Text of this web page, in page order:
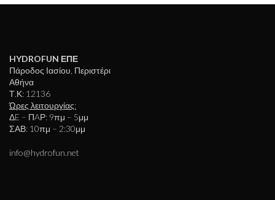
HYDROFUN ΕΠΕ
Πάροδος Ιασίου, Περιστέρι
Αθήνα
Τ.Κ: 12136
Ώρες λειτουργίας:
ΔE – ΠAΡ: 9πμ – 5μμ
ΣΑΒ: 10πμ – 2:30μμ
info@hydrofun.net